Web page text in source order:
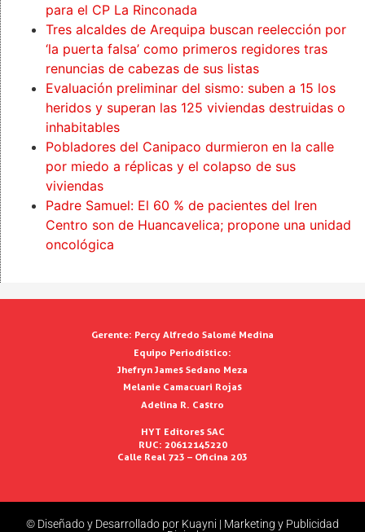
para el CP La Rinconada
Tres alcaldes de Arequipa buscan reelección por
‘la puerta falsa’ como primeros regidores tras
renuncias de cabezas de sus listas
Evaluación preliminar del sismo: suben a 15 los
heridos y superan las 125 viviendas destruidas o
inhabitables
Pobladores del Canipaco durmieron en la calle
por miedo a réplicas y el colapso de sus
viviendas
Padre Samuel: El 60 % de pacientes del Iren
Centro son de Huancavelica; propone una unidad
oncológica
Gerente: Percy Alfredo Salomé Medina
Equipo Periodístico:
Jhefryn James Sedano Meza
Melanie Camacuari Rojas
Adelina R. Castro
HYT Editores SAC
RUC: 20612145220
Calle Real 723 – Oficina 203
© Diseñado y Desarrollado por Kuayni | Marketing y Publicidad